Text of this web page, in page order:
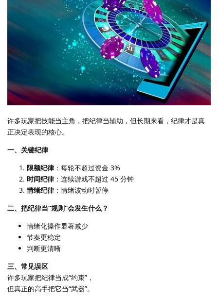
许多玩家把技能当主角，把纪律当辅助，但长期来看，纪律才是真
正决定表现的核心。
一、关键纪律
限额纪律：每轮不超过资金 3%
时间纪律：连续游戏不超过 45 分钟
情绪纪律：情绪波动时暂停
二、把纪律当“规则”会发生什么？
情绪化操作显著减少
节奏更稳定
判断更清晰
三、常见误区
许多玩家把纪律当成“约束”，
但真正的高手把它当“武器”。